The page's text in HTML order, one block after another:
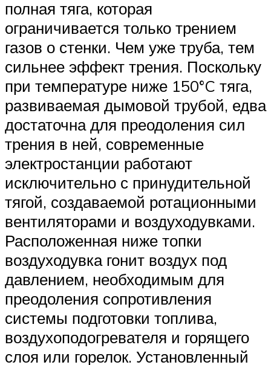
полная тяга, которая
ограничивается только трением
газов о стенки. Чем уже труба, тем
сильнее эффект трения. Поскольку
при температуре ниже 150°C тяга,
развиваемая дымовой трубой, едва
достаточна для преодоления сил
трения в ней, современные
электростанции работают
исключительно с принудительной
тягой, создаваемой ротационными
вентиляторами и воздуходувками.
Расположенная ниже топки
воздуходувка гонит воздух под
давлением, необходимым для
преодоления сопротивления
системы подготовки топлива,
воздухоподогревателя и горящего
слоя или горелок. Установленный